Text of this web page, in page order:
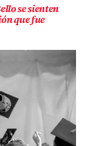
se sienten
que fue